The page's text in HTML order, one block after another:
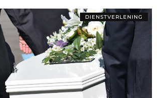
DIENSTVERLENING